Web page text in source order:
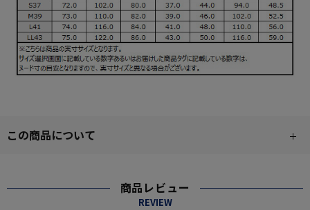
この商品について
商品レビュー
REVIEW